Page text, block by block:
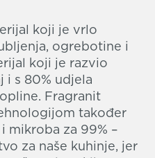
koji je vrlo
ogrebotine i
koji je razvio
i s 80% udjela
Fragranit
također
mikroba za 99% –
za naše kuhinje, jer